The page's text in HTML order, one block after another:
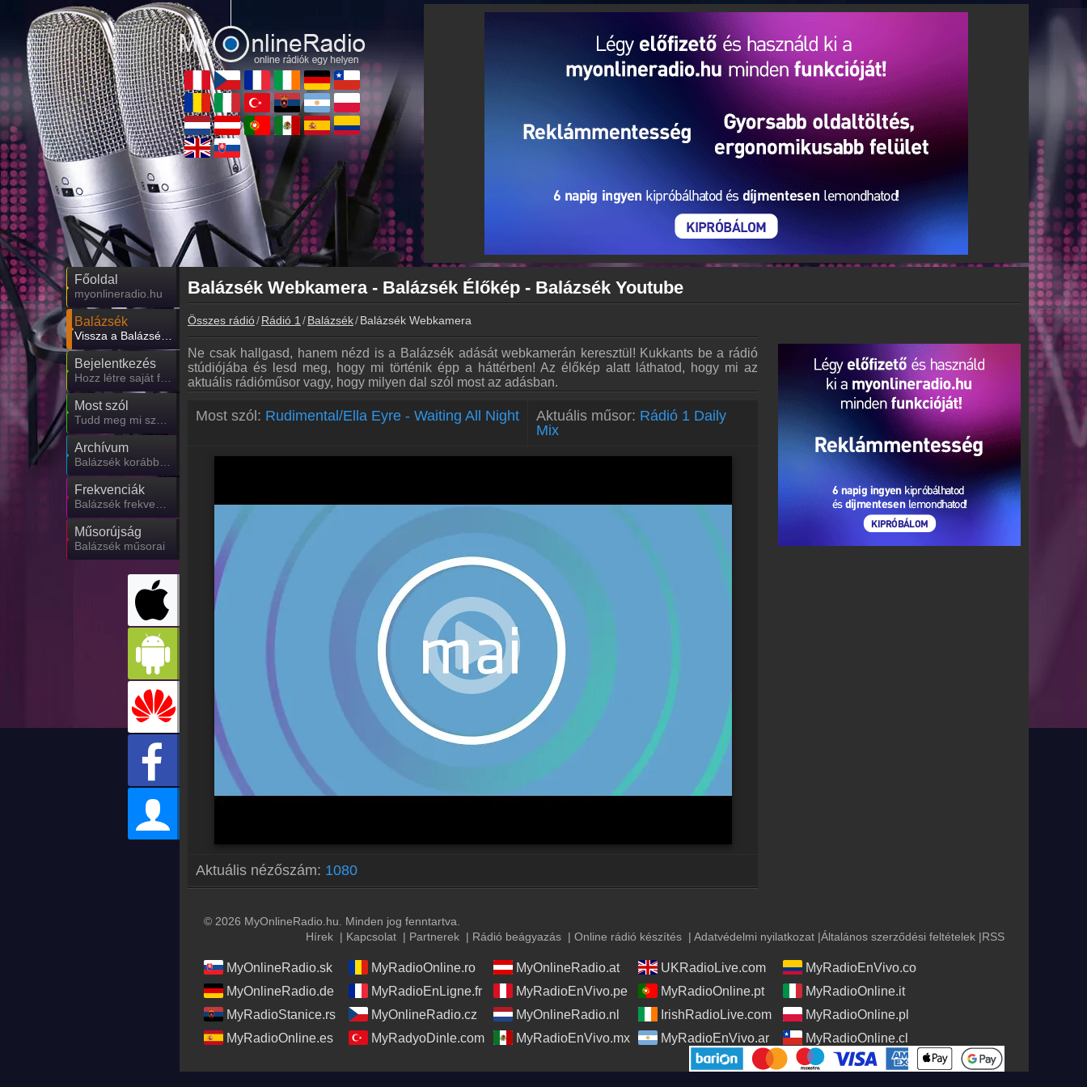
Főoldal
myonlineradio.hu
Balázsék
Bejelentkezés
Most szól
Archívum
Frekvenciák
Műsorújság
Balázsék műsorai
Balázsék Webkamera - Balázsék Élőkép - Balázsék Youtube
Összes rádió Rádió 1 Balázsék Balázsék Webkamera
Ne csak hallgasd, hanem nézd is a Balázsék adását webkamerán keresztül! Kukkants be a rádió
stúdiójába és lesd meg, hogy mi történik épp a háttérben! Az élőkép alatt láthatod, hogy mi az
aktuális rádióműsor vagy, hogy milyen dal szól most az adásban.
Most szól: Rudimental/Ella Eyre - Waiting All Night Aktuális műsor: Rádió 1 Daily
Mix
Aktuális nézőszám: 1080
© 2026 MyOnlineRadio.hu. Minden jog fenntartva.
Hírek | Kapcsolat | Partnerek | Rádió beágyazás | Online rádió készítés | Adatvédelmi nyilatkozat |Általános szerződési feltételek |RSS
MyOnlineRadio.sk MyRadioOnline.ro MyOnlineRadio.at UKRadioLive.com
MyRadioEnVivo.co
MyOnlineRadio.de
MyRadioEnLigne.fr MyRadioEnVivo.pe MyRadioOnline.pt
MyRadioOnline.it
MyRadioStanice.rs
MyOnlineRadio.cz MyOnlineRadio.nl IrishRadioLive.com
MyRadioOnline.pl
MyRadioOnline.es
MyRadyoDinle.com MyRadioEnVivo.mx MyRadioEnVivo.ar MyRadioOnline.cl